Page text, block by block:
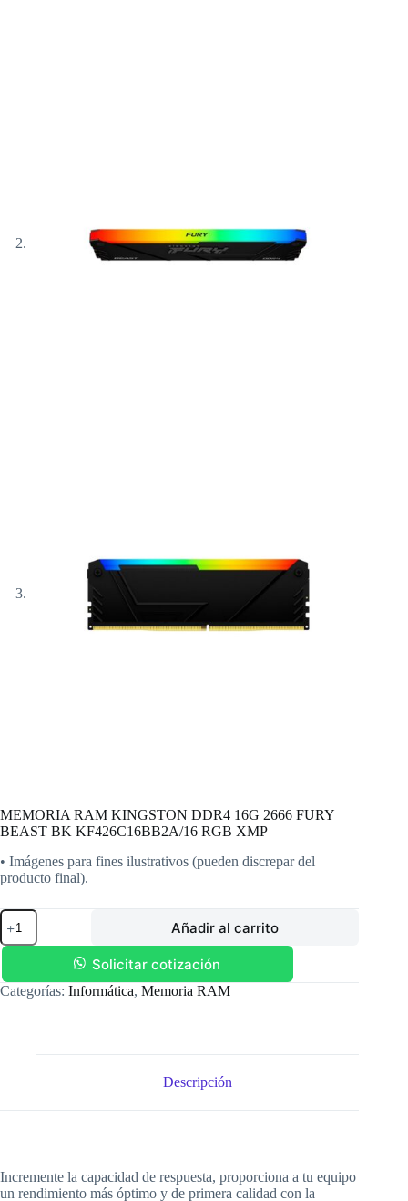
MEMORIA RAM KINGSTON DDR4 16G 2666 FURY
BEAST BK KF426C16BB2A/16 RGB XMP
• Imágenes para fines ilustrativos (pueden discrepar del
producto final).
MEMORIA
RAM
KINGSTON
16G
2666
KF426C16BB2A/16
Añadir al carrito
Solicitar cotización
Categorías: Informática, Memoria RAM
Descripción
Incremente la capacidad de respuesta, proporciona a tu equipo
un rendimiento más óptimo y de primera calidad con la